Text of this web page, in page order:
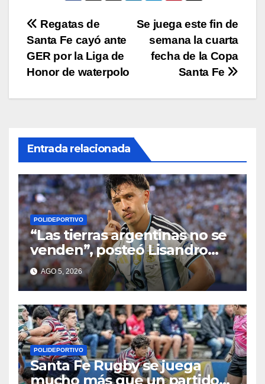
k
Navegación
de
entradas
Se juega este fin de
semana la cuarta
fecha de la Copa
Santa Fe
Regatas de
Santa Fe cayó ante
GER por la Liga de
Honor de waterpolo
Entrada relacionada
POLIDEPORTIVO
“Las tierras argentinas no se
venden”, posteó Lisandro
Martínez
AGO 5, 2026
POLIDEPORTIVO
Santa Fe Rugby se juega
mucho más que un partido